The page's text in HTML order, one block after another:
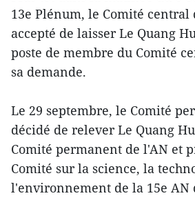
13e Plénum, le Comité central
accepté de laisser Le Quang
poste de membre du Comité
sa demande.
Le 29 septembre, le Comité
décidé de relever Le Quang
Comité permanent de l'AN et
Comité sur la science, la
l'environnement de la 15e AN